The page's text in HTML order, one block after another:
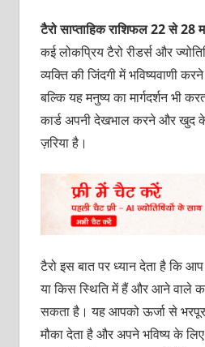
टैरो साप्ताहिक राशिफल 22 से 28
कई लोकप्रिय टैरो रीडर्स और
व्यक्ति की जिंदगी में भविष्यवाणी
बल्कि यह मनुष्य का मार्गदर्शन भी
कार्ड अपनी देखभाल करने और खुद
ज़रिया है।
टैरो इस बात पर ध्यान देता है कि
या किस स्थिति में हैं और आने वाले
सकता है। यह आपको ऊर्जा से
मौका देता है और अपने भविष्‍य के